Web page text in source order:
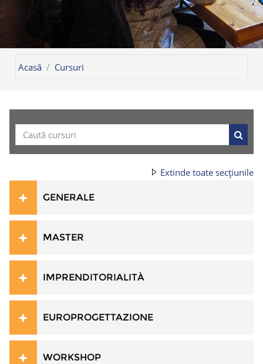
Acasă Cursuri
Caută cursuri
Extinde toate secțiunile
GENERALE
MASTER
IMPRENDITORIALITÀ
EUROPROGETTAZIONE
WORKSHOP